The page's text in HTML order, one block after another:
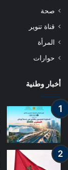
صحة
قناة تنوير
المرأة
حوارات
أخبار وطنية